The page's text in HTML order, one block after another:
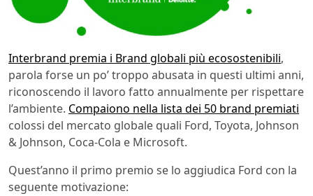
Interbrand premia i Brand globali più ecosostenibili,
parola forse un po’ troppo abusata in questi ultimi anni,
riconoscendo il lavoro fatto annualmente per rispettare
l’ambiente. Compaiono nella lista dei 50 brand premiati
colossi del mercato globale quali Ford, Toyota, Johnson
& Johnson, Coca-Cola e Microsoft.
Quest’anno il primo premio se lo aggiudica Ford con la
seguente motivazione: